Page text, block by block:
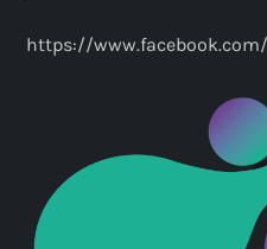
https://